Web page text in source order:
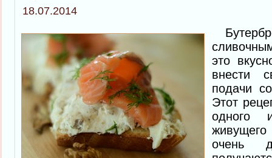
18.07.2014
это
внести
подачи
Этот
одного
очень